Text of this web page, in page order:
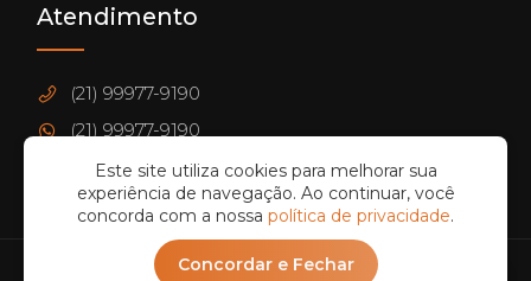
Atendimento
(21) 99977-9190
(21) 99977-9190
contato@wzvendingmachine.com.br
© 2026 WZ Vending Machine - Todos os direitos
Este site utiliza cookies para melhorar sua
experiência de navegação. Ao continuar, você
concorda com a nossa política de privacidade.
Concordar e Fechar